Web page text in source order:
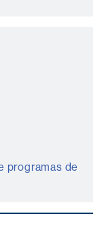
programas de